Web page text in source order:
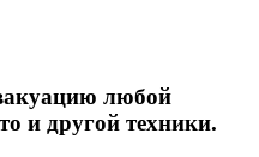
любой
и другой техники.